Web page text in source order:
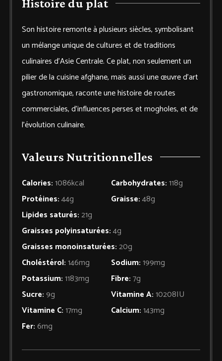
Histoire du plat
Son histoire remonte à plusieurs siècles, symbolisant
un mélange unique de cultures et de traditions
culinaires d’Asie Centrale. Ce plat, non seulement un
pilier de la cuisine afghane, mais aussi une œuvre d’art
gastronomique, raconte une histoire de routes
commerciales, d’influences perses et mogholes, et de
l’évolution culinaire.
Valeurs Nutritionnelles
Calories:1086kcal Carbohydrates:118g
Protéines:44g Graisse:48g
Lipides saturés:21g
Graisses polyinsaturées:4g
Graisses monoinsaturées:20g
Choléstérol:146mg Sodium:199mg
Potassium:1183mg Fibre:7g
Sucre:9g Vitamine A:10208IU
Vitamine C:17mg Calcium:143mg
Fer:6mg